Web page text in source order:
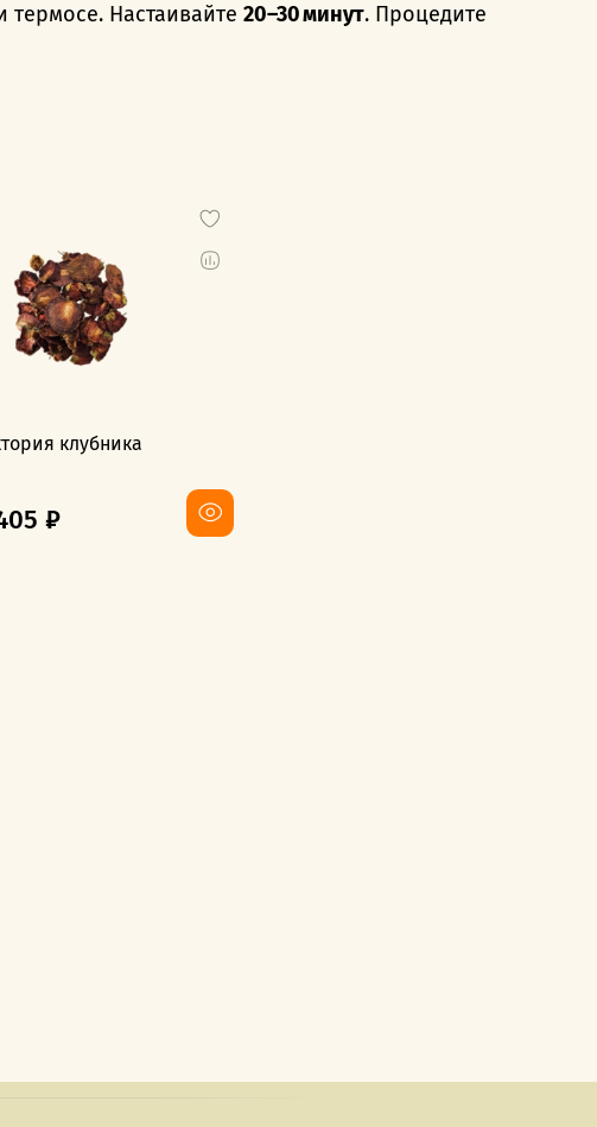
термосе. Настаивайте 20–30 минут. Процедите
клубника
₽